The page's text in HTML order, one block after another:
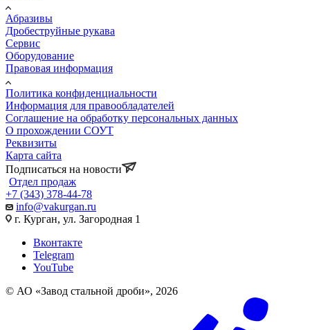
Абразивы
Дробеструйные рукава
Сервис
Оборудование
Правовая информация
Политика конфиденциальности
Информация для правообладателей
Соглашение на обработку персональных данных
О прохождении СОУТ
Реквизиты
Карта сайта
Подписаться на новости
Отдел продаж
+7 (343) 378-44-78
info@vakurgan.ru
г. Курган, ул. Загородная 1
Вконтакте
Telegram
YouTube
© АО «Завод стальной дроби», 2026